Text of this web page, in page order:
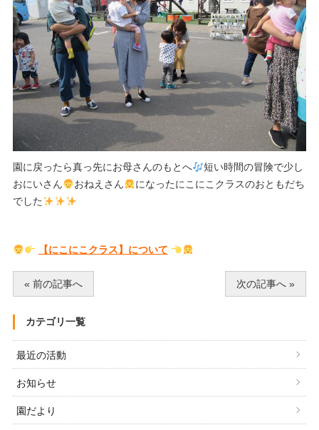
園に戻ったら真っ先にお母さんのもとへ
短い時間の冒険で少し
おにいさん
おねえさん
になったにこにこクラスのおともだち
でした
【にこにこクラス】について
« 前の記事へ 次の記事へ »
カテゴリ一覧
最近の活動
お知らせ
園だより